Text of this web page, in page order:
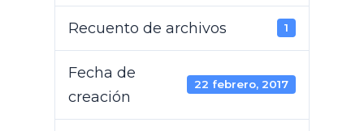
Recuento de archivos 1
Fecha de
creación
22 febrero, 2017